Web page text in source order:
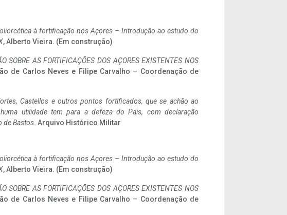
à fortificação nos Açores – Introdução ao estudo do
, Alberto Vieira. (Em construção)
SOBRE AS FORTIFICAÇÕES DOS AÇORES EXISTENTES NOS
de Carlos Neves e Filipe Carvalho – Coordenação de
Castellos e outros pontos fortificados, que se achão ao
utilidade tem para a defeza do Pais, com declaração
de Bastos. Arquivo Histórico Militar
à fortificação nos Açores – Introdução ao estudo do
, Alberto Vieira. (Em construção)
SOBRE AS FORTIFICAÇÕES DOS AÇORES EXISTENTES NOS
de Carlos Neves e Filipe Carvalho – Coordenação de